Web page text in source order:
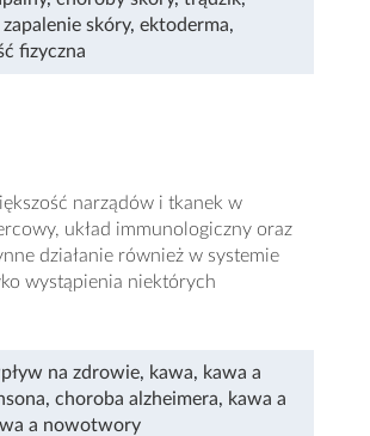
skóry, ektoderma,
fizyczna
narządów i tkanek w
układ immunologiczny oraz
działanie również w systemie
wystąpienia niektórych
na zdrowie, kawa, kawa a
, choroba alzheimera, kawa a
a nowotwory